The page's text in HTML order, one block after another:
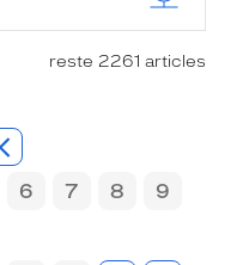
reste 2261 articles
6 7 8
9